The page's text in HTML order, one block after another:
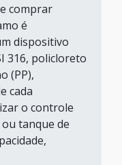
comprar
é
dispositivo
316, policloreto
(PP),
cada
o controle
tanque de